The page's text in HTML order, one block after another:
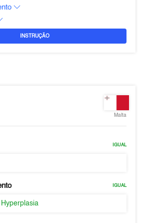
INSTRUÇÃO
Malta
IGUAL
IGUAL